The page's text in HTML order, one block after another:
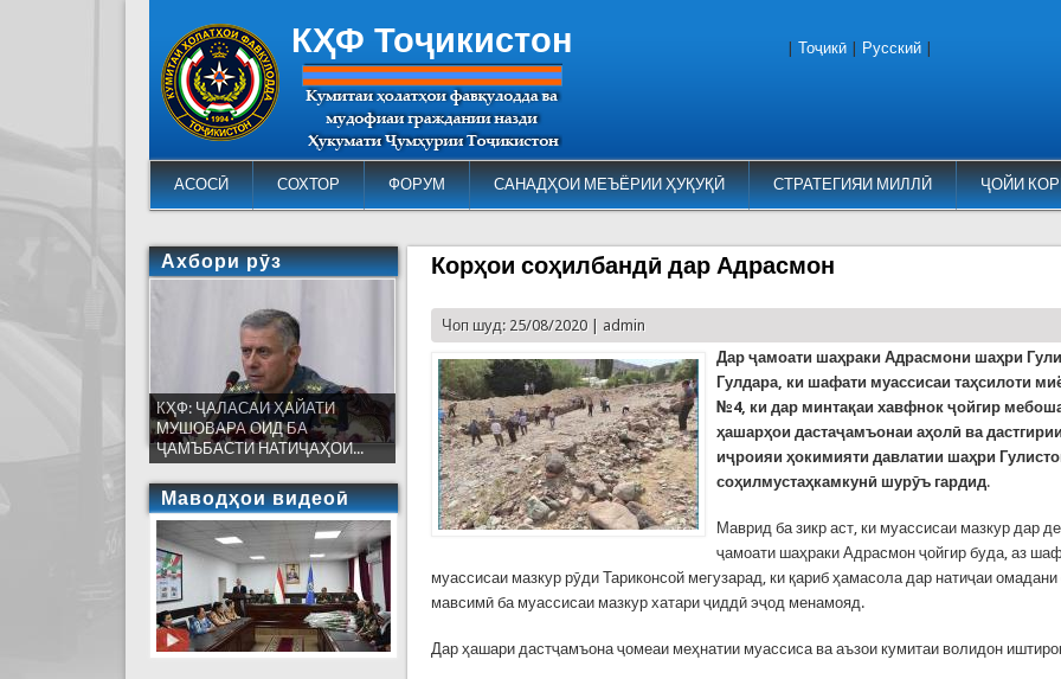
КҲФ Тоҷикистон
АСОСӢ СОХТОР ФОРУМ САНАДҲОИ МЕЪЁРИИ ҲУҚУҚӢ СТРАТЕГИЯИ МИЛЛӢ ҶОЙИ
Тоҷикӣ Русский
Корҳои соҳилбандӣ дар Адрасмон
Чоп шуд: 25/08/2020 | admin
Дар ҷамоати шаҳраки Адрасмони шаҳри
Гулдара, ки шафати муассисаи таҳсилоти
№4, ки дар минтақаи хавфнок ҷойгир
ҳашарҳои дастаҷамъонаи аҳолӣ ва
иҷроияи ҳокимияти давлатии шаҳри
соҳилмустаҳкамкунӣ шурӯъ гардид.
Маврид ба зикр аст, ки муассисаи мазкур дар
ҷамоати шаҳраки Адрасмон ҷойгир буда, аз
муассисаи мазкур рӯди Тариконсой мегузарад, ки қариб ҳамасола дар натиҷаи
мавсимӣ ба муассисаи мазкур хатари ҷиддӣ эҷод менамояд.
Дар ҳашари дастҷамъона ҷомеаи меҳнатии муассиса ва аъзои кумитаи волидон
Ахбори рӯз
КҲФ: ҶАЛАСАИ ҲАЙАТИ
МУШОВАРА ОИД БА
ҶАМЪБАСТИ НАТИҶАҲОИ...
Маводҳои видеоӣ